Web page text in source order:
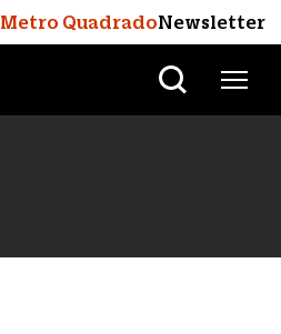
Metro QuadradoNewsletter